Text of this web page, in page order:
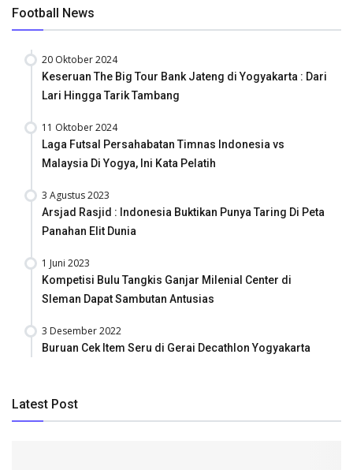
Football News
20 Oktober 2024
Keseruan The Big Tour Bank Jateng di Yogyakarta : Dari
Lari Hingga Tarik Tambang
11 Oktober 2024
Laga Futsal Persahabatan Timnas Indonesia vs
Malaysia Di Yogya, Ini Kata Pelatih
3 Agustus 2023
Arsjad Rasjid : Indonesia Buktikan Punya Taring Di Peta
Panahan Elit Dunia
1 Juni 2023
Kompetisi Bulu Tangkis Ganjar Milenial Center di
Sleman Dapat Sambutan Antusias
3 Desember 2022
Buruan Cek Item Seru di Gerai Decathlon Yogyakarta
Latest Post